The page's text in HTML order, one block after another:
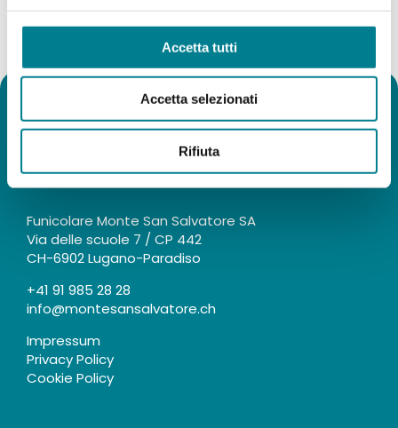
Accetta tutti
Accetta selezionati
Rifiuta
KONTAKT
Funicolare Monte San Salvatore SA
Via delle scuole 7 / CP 442
CH-6902 Lugano-Paradiso
+41 91 985 28 28
info@montesansalvatore.ch
Impressum
Privacy Policy
Cookie Policy